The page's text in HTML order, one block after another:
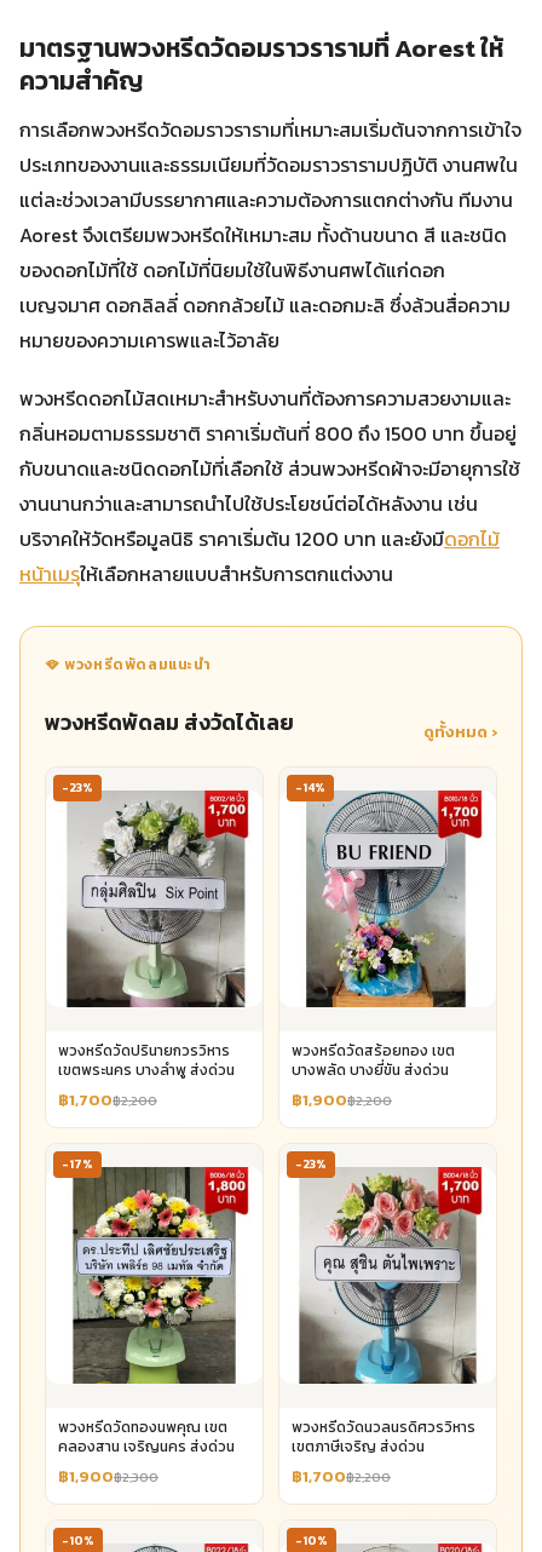
มาตรฐานพวงหรีดวัดอมราวรารามที่ Aorest ให้
ความสำคัญ
การเลือกพวงหรีดวัดอมราวรารามที่เหมาะสมเริ่มต้นจากการเข้าใจ
ประเภทของงานและธรรมเนียมที่วัดอมราวรารามปฏิบัติ งานศพใน
แต่ละช่วงเวลามีบรรยากาศและความต้องการแตกต่างกัน ทีมงาน
Aorest จึงเตรียมพวงหรีดให้เหมาะสม ทั้งด้านขนาด สี และชนิด
ของดอกไม้ที่ใช้ ดอกไม้ที่นิยมใช้ในพิธีงานศพได้แก่ดอก
เบญจมาศ ดอกลิลลี่ ดอกกล้วยไม้ และดอกมะลิ ซึ่งล้วนสื่อความ
หมายของความเคารพและไว้อาลัย
พวงหรีดดอกไม้สดเหมาะสำหรับงานที่ต้องการความสวยงามและ
กลิ่นหอมตามธรรมชาติ ราคาเริ่มต้นที่ 800 ถึง 1500 บาท ขึ้นอยู่
กับขนาดและชนิดดอกไม้ที่เลือกใช้ ส่วนพวงหรีดผ้าจะมีอายุการใช้
งานนานกว่าและสามารถนำไปใช้ประโยชน์ต่อได้หลังงาน เช่น
บริจาคให้วัดหรือมูลนิธิ ราคาเริ่มต้น 1200 บาท และยังมีดอกไม้
หน้าเมรุให้เลือกหลายแบบสำหรับการตกแต่งงาน
🪭 พวงหรีดพัดลมแนะนำ
พวงหรีดพัดลม ส่งวัดได้เลย ดูทั้งหมด ›
-23%
พวงหรีดวัดปรินายกวรวิหาร
เขตพระนคร บางลำพู ส่งด่วน
฿1,700฿2,200
-14%
พวงหรีดวัดสร้อยทอง เขต
บางพลัด บางยี่ขัน ส่งด่วน
฿1,900฿2,200
-17%
พวงหรีดวัดทองนพคุณ เขต
คลองสาน เจริญนคร ส่งด่วน
฿1,900฿2,300
-23%
พวงหรีดวัดนวลนรดิศวรวิหาร
เขตภาษีเจริญ ส่งด่วน
฿1,700฿2,200
-10% -10%